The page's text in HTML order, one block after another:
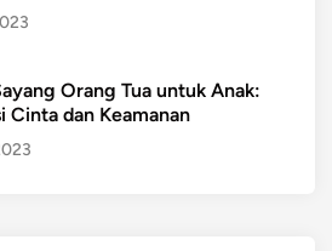
Orang Tua untuk Anak:
Cinta dan Keamanan